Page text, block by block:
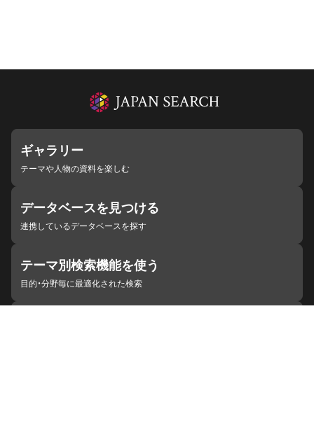
ギャラリー
テーマや人物の資料を楽しむ
データベースを見つける
連携しているデータベースを探す
テーマ別検索機能を使う
目的・分野毎に最適化された検索